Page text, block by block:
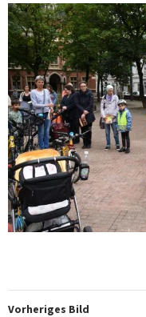
Vorheriges Bild